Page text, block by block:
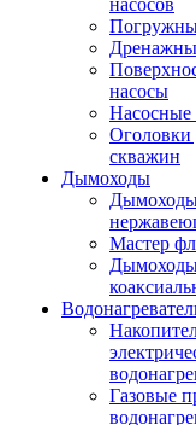
насосов
насосы
Насосные
Оголовки
скважин
Дымоходы
Мастер
Газовые